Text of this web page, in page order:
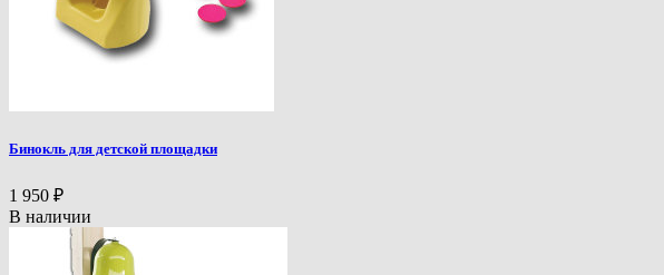
Бинокль для детской площадки
1 950 ₽
В наличии